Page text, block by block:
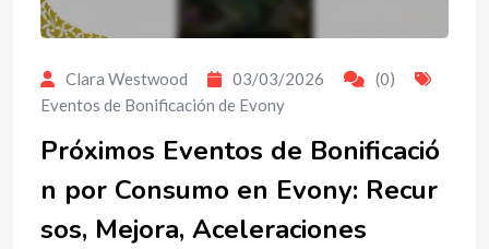
Clara Westwood 03/03/2026
(0)
Eventos de Bonificación de Evony
Próximos Eventos de Bonificació
n por Consumo en Evony: Recur
sos, Mejora, Aceleraciones